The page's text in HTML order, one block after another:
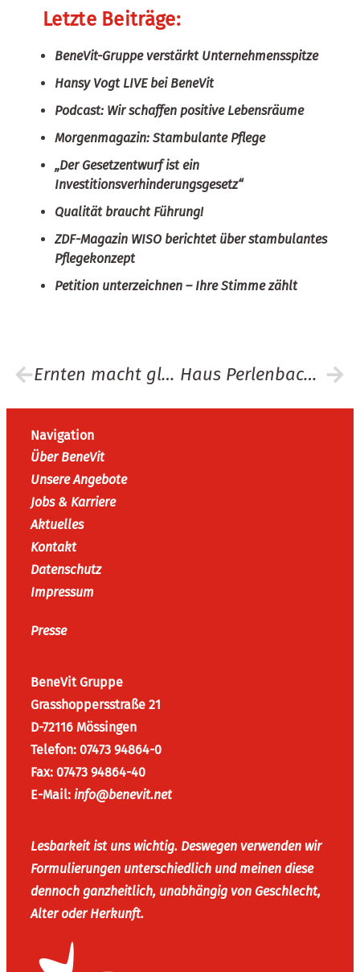
Letzte Beiträge:
BeneVit-Gruppe verstärkt Unternehmensspitze
Hansy Vogt LIVE bei BeneVit
Podcast: Wir schaffen positive Lebensräume
Morgenmagazin: Stambulante Pflege
„Der Gesetzentwurf ist ein
Investitionsverhinderungsgesetz“
Qualität braucht Führung!
ZDF-Magazin WISO berichtet über stambulantes
Pflegekonzept
Petition unterzeichnen – Ihre Stimme zählt
Ernten macht glücklich! Haus Perlenbach öffnet seine Türen für Alt und Jung
Navigation
Über BeneVit
Unsere Angebote
Jobs & Karriere
Aktuelles
Kontakt
Datenschutz
Impressum
Presse
BeneVit Gruppe
Grasshoppersstraße 21
D-72116 Mössingen
Telefon: 07473 94864-0
Fax: 07473 94864-40
E-Mail: info@benevit.net
Lesbarkeit ist uns wichtig. Deswegen verwenden wir
Formulierungen unterschiedlich und meinen diese
dennoch ganzheitlich, unabhängig von Geschlecht,
Alter oder Herkunft.